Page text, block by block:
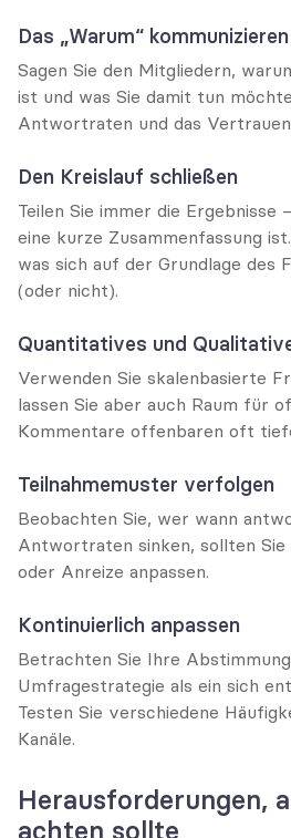
Das „Warum“ kommunizieren
Sagen Sie den Mitgliedern,
ist und was Sie damit tun
Antwortraten und das
Den Kreislauf schließen
Teilen Sie immer die Ergebnisse
eine kurze Zusammenfassung
was sich auf der Grundlage des
(oder nicht).
Quantitatives und
Verwenden Sie skalenbasierte
lassen Sie aber auch Raum für
Kommentare offenbaren oft
Teilnahmemuster verfolgen
Beobachten Sie, wer wann
Antwortraten sinken, sollten
oder Anreize anpassen.
Kontinuierlich anpassen
Betrachten Sie Ihre
Umfragestrategie als ein sich
Testen Sie verschiedene
Kanäle.
Herausforderungen,
achten sollte